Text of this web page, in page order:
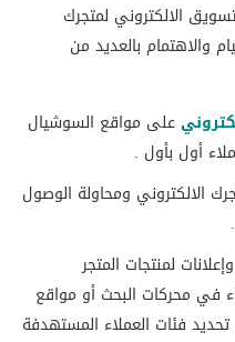
الالكتروني لمتجرك
والاهتمام بالعديد من
على مواقع السوشيال
أول بأول .
الالكتروني ومحاولة الوصول
لمنتجات المتجر
في محركات البحث أو مواقع
فئات العملاء المستهدفة